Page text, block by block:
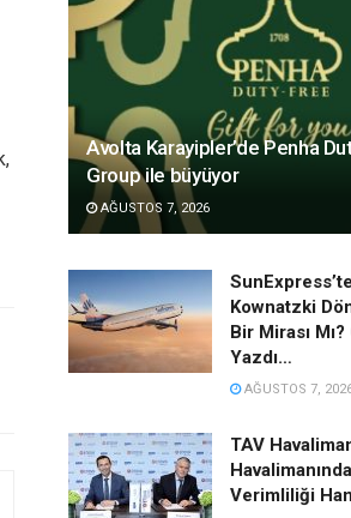
Avolta Karayipler’de Penha
Group ile büyüyor
AĞUSTOS 7, 2026
Kownatzki
Bir Mirası
Yazdı…
AĞUSTOS 7,
TAV
Verimliliği